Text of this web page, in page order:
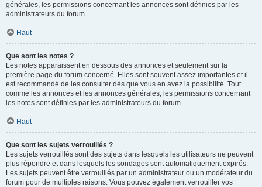
générales, les permissions concernant les annonces sont définies par les
administrateurs du forum.
Haut
Que sont les notes ?
Les notes apparaissent en dessous des annonces et seulement sur la
première page du forum concerné. Elles sont souvent assez importantes et il
est recommandé de les consulter dès que vous en avez la possibilité. Tout
comme les annonces et les annonces générales, les permissions concernant
les notes sont définies par les administrateurs du forum.
Haut
Que sont les sujets verrouillés ?
Les sujets verrouillés sont des sujets dans lesquels les utilisateurs ne peuvent
plus répondre et dans lesquels les sondages sont automatiquement expirés.
Les sujets peuvent être verrouillés par un administrateur ou un modérateur du
forum pour de multiples raisons. Vous pouvez également verrouiller vos